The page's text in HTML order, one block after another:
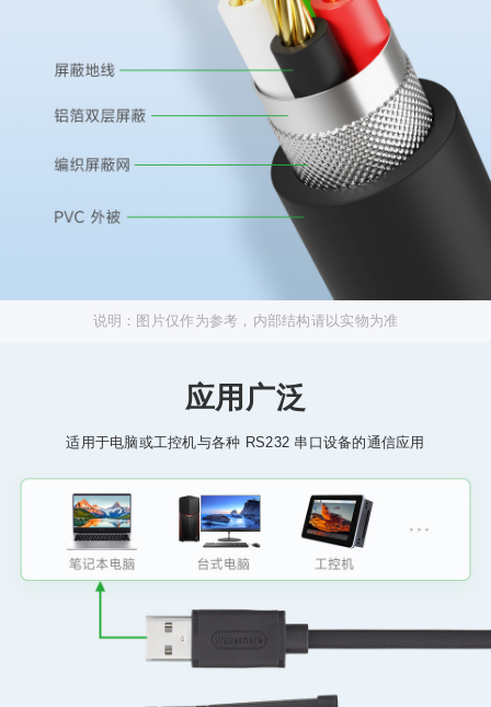
说明：图片仅作为参考，内部结构请以实物为准
应用广泛
适用于电脑或工控机与各种 RS232 串口设备的通信应用